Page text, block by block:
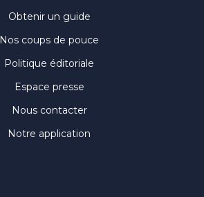
Obtenir un guide
Nos coups de pouce
Politique éditoriale
Espace presse
Nous contacter
Notre application